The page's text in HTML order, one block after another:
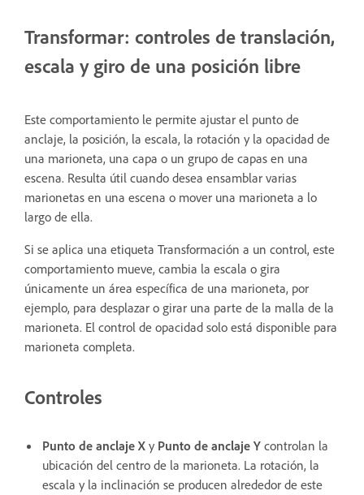
Transformar: controles de translación,
escala y giro de una posición libre
Este comportamiento le permite ajustar el punto de
anclaje, la posición, la escala, la rotación y la opacidad de
una marioneta, una capa o un grupo de capas en una
escena. Resulta útil cuando desea ensamblar varias
marionetas en una escena o mover una marioneta a lo
largo de ella.
Si se aplica una etiqueta Transformación a un control, este
comportamiento mueve, cambia la escala o gira
únicamente un área específica de una marioneta, por
ejemplo, para desplazar o girar una parte de la malla de la
marioneta. El control de opacidad solo está disponible para
marioneta completa.
Controles
Punto de anclaje X y Punto de anclaje Y controlan la
ubicación del centro de la marioneta. La rotación, la
escala y la inclinación se producen alrededor de este